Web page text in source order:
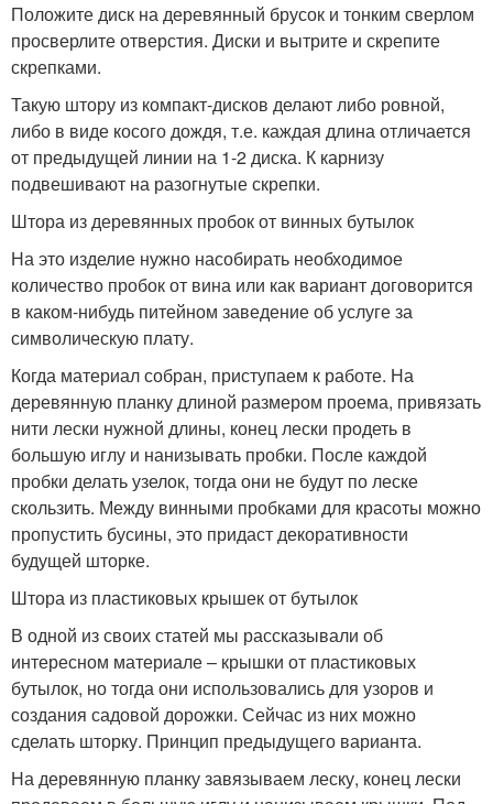
Положите диск на деревянный брусок и тонким сверлом
просверлите отверстия. Диски и вытрите и скрепите
скрепками.
Такую штору из компакт-дисков делают либо ровной,
либо в виде косого дождя, т.е. каждая длина отличается
от предыдущей линии на 1-2 диска. К карнизу
подвешивают на разогнутые скрепки.
Штора из деревянных пробок от винных бутылок
На это изделие нужно насобирать необходимое
количество пробок от вина или как вариант договорится
в каком-нибудь питейном заведение об услуге за
символическую плату.
Когда материал собран, приступаем к работе. На
деревянную планку длиной размером проема, привязать
нити лески нужной длины, конец лески продеть в
большую иглу и нанизывать пробки. После каждой
пробки делать узелок, тогда они не будут по леске
скользить. Между винными пробками для красоты можно
пропустить бусины, это придаст декоративности
будущей шторке.
Штора из пластиковых крышек от бутылок
В одной из своих статей мы рассказывали об
интересном материале – крышки от пластиковых
бутылок, но тогда они использовались для узоров и
создания садовой дорожки. Сейчас из них можно
сделать шторку. Принцип предыдущего варианта.
На деревянную планку завязываем леску, конец лески